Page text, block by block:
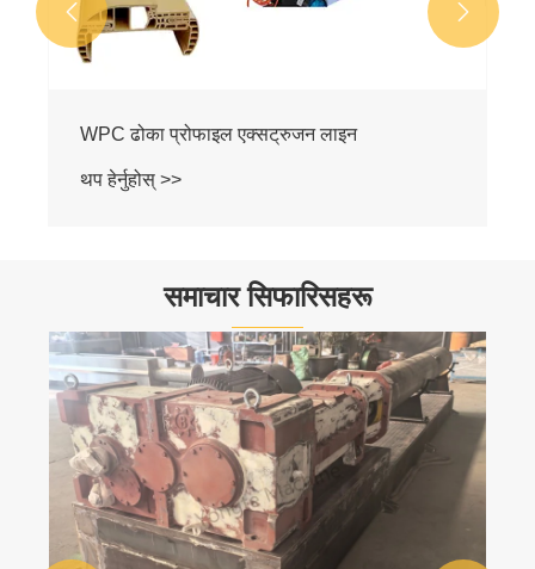
WPC ढोका प्रोफाइल एक्सट्रुजन लाइन
थप हेर्नुहोस् >>
 
समाचार सिफारिसहरू